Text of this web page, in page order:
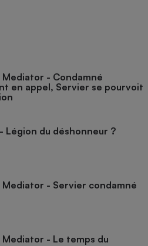
Mediator - Condamné
en appel, Servier se pourvoit
Légion du déshonneur ?
Mediator - Servier condamné
Mediator - Le temps du